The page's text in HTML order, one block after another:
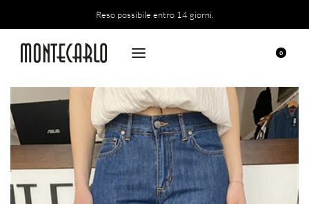
Reso possibile entro 14 giorni.
0